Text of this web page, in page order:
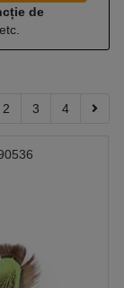
de
etc.
2 3 4